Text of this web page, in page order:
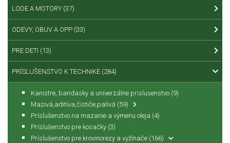
LODE A MOTORY (37)
ODEVY, OBUV A OPP (33)
PRE DETI (13)
PRÍSLUŠENSTVO K TECHNIKE (284)
Kanistre, bandasky a univerzálne prislusenstvo (9)
Mazivá,aditíva,čističe,palivá (59)
Príslušenstvo na mazanie a výmenu oleja (4)
Príslušenstvo pre kosačky (3)
Príslušenstvo pre krovinorezy a vyžínače (166)